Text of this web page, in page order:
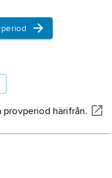
provperiod härifrån.